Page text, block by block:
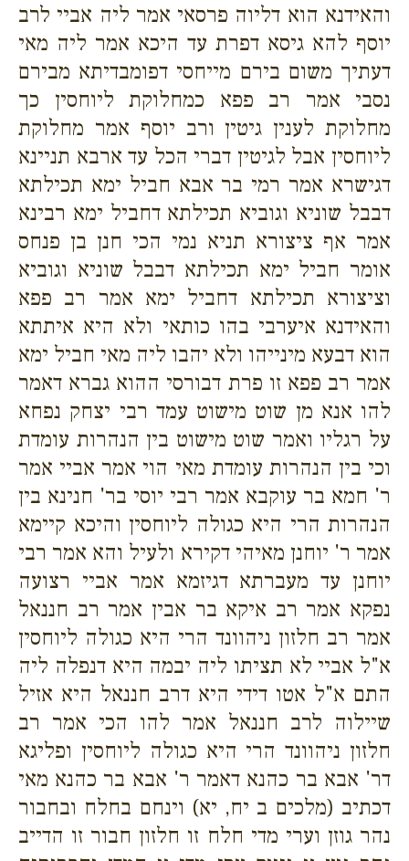
והאידנא הוא דליוה פרסאי אמר ליה אביי לרב
יוסף להא גיסא דפרת עד היכא אמר ליה מאי
דעתיך משום בירם מייחסי דפומבדיתא מבירם
נסבי אמר רב פפא כמחלוקת ליוחסין כך
מחלוקת לענין גיטין ורב יוסף אמר מחלוקת
ליוחסין אבל לגיטין דברי הכל עד ארבא תניינא
דגישרא אמר רמי בר אבא חביל ימא תכילתא
דבבל שוניא וגוביא תכילתא דחביל ימא רבינא
אמר אף ציצורא תניא נמי הכי חנן בן פנחס
אומר חביל ימא תכילתא דבבל שוניא וגוביא
וציצורא תכילתא דחביל ימא אמר רב פפא
והאידנא איערבי בהו כותאי ולא היא איתתא
הוא דבעא מינייהו ולא יהבו ליה מאי חביל ימא
אמר רב פפא זו פרת דבורסי ההוא גברא דאמר
להו אנא מן שוט מישוט עמד רבי יצחק נפחא
על רגליו ואמר שוט מישוט בין הנהרות עומדת
וכי בין הנהרות עומדת מאי הוי אמר אביי אמר
ר' חמא בר עוקבא אמר רבי יוסי בר' חנינא בין
הנהרות הרי היא כגולה ליוחסין והיכא קיימא
אמר ר' יוחנן מאיהי דקירא ולעיל והא אמר רבי
יוחנן עד מעברתא דגיזמא אמר אביי רצועה
נפקא אמר רב איקא בר אבין אמר רב חננאל
אמר רב חלזון ניהוונד הרי היא כגולה ליוחסין
א"ל אביי לא תציתו ליה יבמה היא דנפלה ליה
התם א"ל אטו דידי היא דרב חננאל היא אזיל
שיילוה לרב חננאל אמר להו הכי אמר רב
חלזון ניהוונד הרי היא כגולה ליוחסין ופליגא
דר' אבא בר כהנא דאמר ר' אבא בר כהנא מאי
דכתיב (מלכים ב יח, יא) וינחם בחלח ובחבור
נהר גוזן וערי מדי חלח זו חלזון חבור זו הדייב